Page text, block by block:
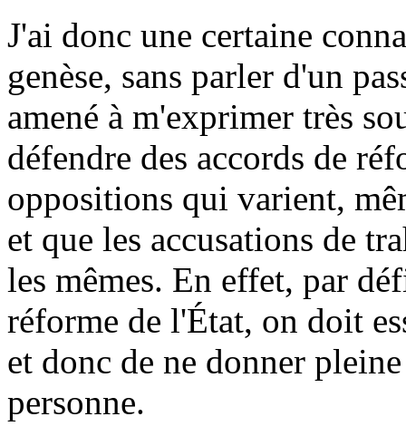
J'ai donc une certaine
genèse, sans parler d'un
amené à m'exprimer très
défendre des accords de
oppositions qui varient,
et que les accusations de
les mêmes. En effet, par
réforme de l'État, on doit
et donc de ne donner
personne.